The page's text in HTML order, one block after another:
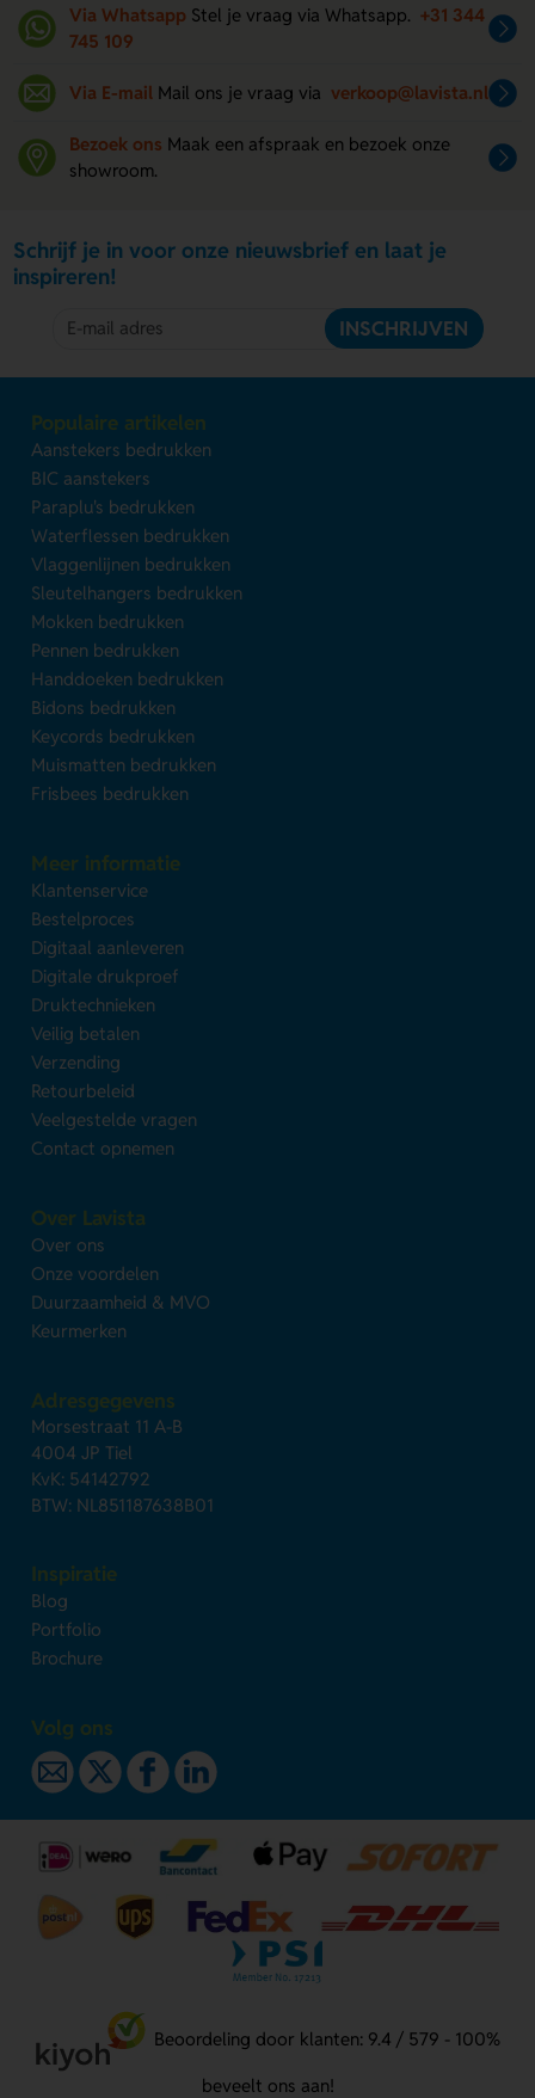
Via Whatsapp Stel je vraag via Whatsapp. +31 344
745 109
Via E-mail Mail ons je vraag via verkoop@lavista.nl
Bezoek ons Maak een afspraak en bezoek onze
showroom.
Schrijf je in voor onze nieuwsbrief en laat je
inspireren!
INSCHRIJVEN
Populaire artikelen
Aanstekers bedrukken
BIC aanstekers
Paraplu's bedrukken
Waterflessen bedrukken
Vlaggenlijnen bedrukken
Sleutelhangers bedrukken
Mokken bedrukken
Pennen bedrukken
Handdoeken bedrukken
Bidons bedrukken
Keycords bedrukken
Muismatten bedrukken
Frisbees bedrukken
Meer informatie
Klantenservice
Bestelproces
Digitaal aanleveren
Digitale drukproef
Druktechnieken
Veilig betalen
Verzending
Retourbeleid
Veelgestelde vragen
Contact opnemen
Over Lavista
Over ons
Onze voordelen
Duurzaamheid & MVO
Keurmerken
Adresgegevens
Morsestraat 11 A-B
4004 JP Tiel
KvK: 54142792
BTW: NL851187638B01
Inspiratie
Blog
Portfolio
Brochure
Volg ons
Beoordeling door klanten: 9.4 / 579 - 100%
beveelt ons aan!